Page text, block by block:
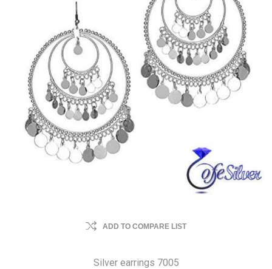
ADD TO COMPARE LIST
Silver earrings 7005